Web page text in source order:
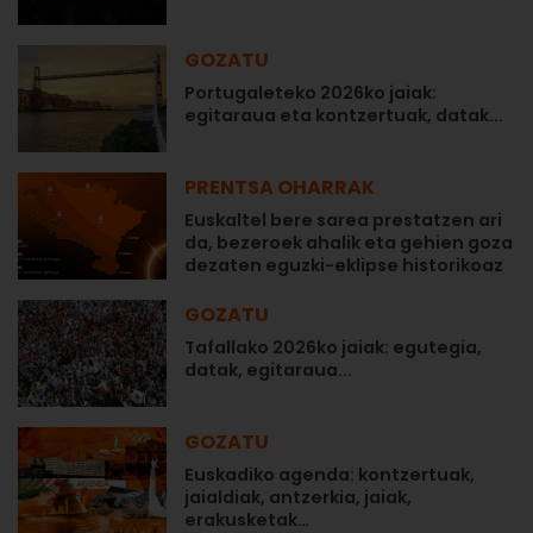
GOZATU
Portugaleteko 2026ko jaiak:
egitaraua eta kontzertuak, datak...
PRENTSA OHARRAK
Euskaltel bere sarea prestatzen ari
da, bezeroek ahalik eta gehien goza
dezaten eguzki-eklipse historikoaz
GOZATU
Tafallako 2026ko jaiak: egutegia,
datak, egitaraua...
GOZATU
Euskadiko agenda: kontzertuak,
jaialdiak, antzerkia, jaiak,
erakusketak…